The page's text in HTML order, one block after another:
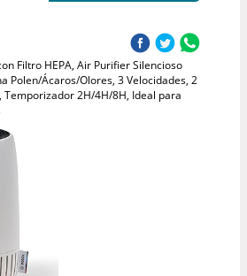
Filtro HEPA, Air Purifier Silencioso
Polen/Ácaros/Olores, 3 Velocidades, 2
Temporizador 2H/4H/8H, Ideal para